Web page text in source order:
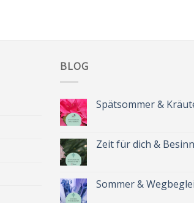
BLOG
Spätsommer &
Spätsommer
&
Zeit für dich &
Zeit
für
Sommer &